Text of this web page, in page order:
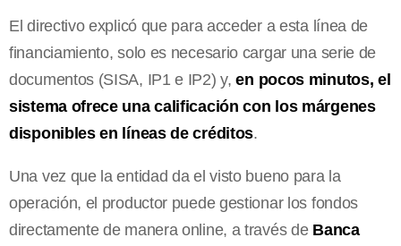
El directivo explicó que para acceder a esta línea de
financiamiento, solo es necesario cargar una serie de
documentos (SISA, IP1 e IP2) y,en pocos minutos, el
sistema ofrece una calificación con los márgenes
disponibles en líneas de créditos.
Una vez que la entidad da el visto bueno para la
operación, el productor puede gestionar los fondos
directamente de manera online, a través de Banca